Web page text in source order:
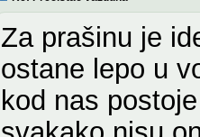
Za prašinu je
ostane lepo u
kod nas